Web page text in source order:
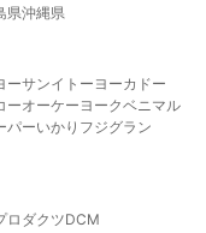
県沖縄県
ーサンイトーヨーカドー
ーオーケー ヨークベニマル
パーいかり フジグラン
ロダクツDCM